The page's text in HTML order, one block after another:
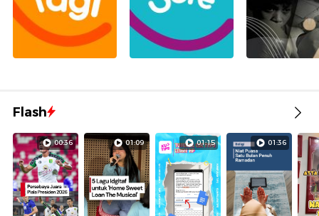
Flash
00:36 01:09 01:15 01:36